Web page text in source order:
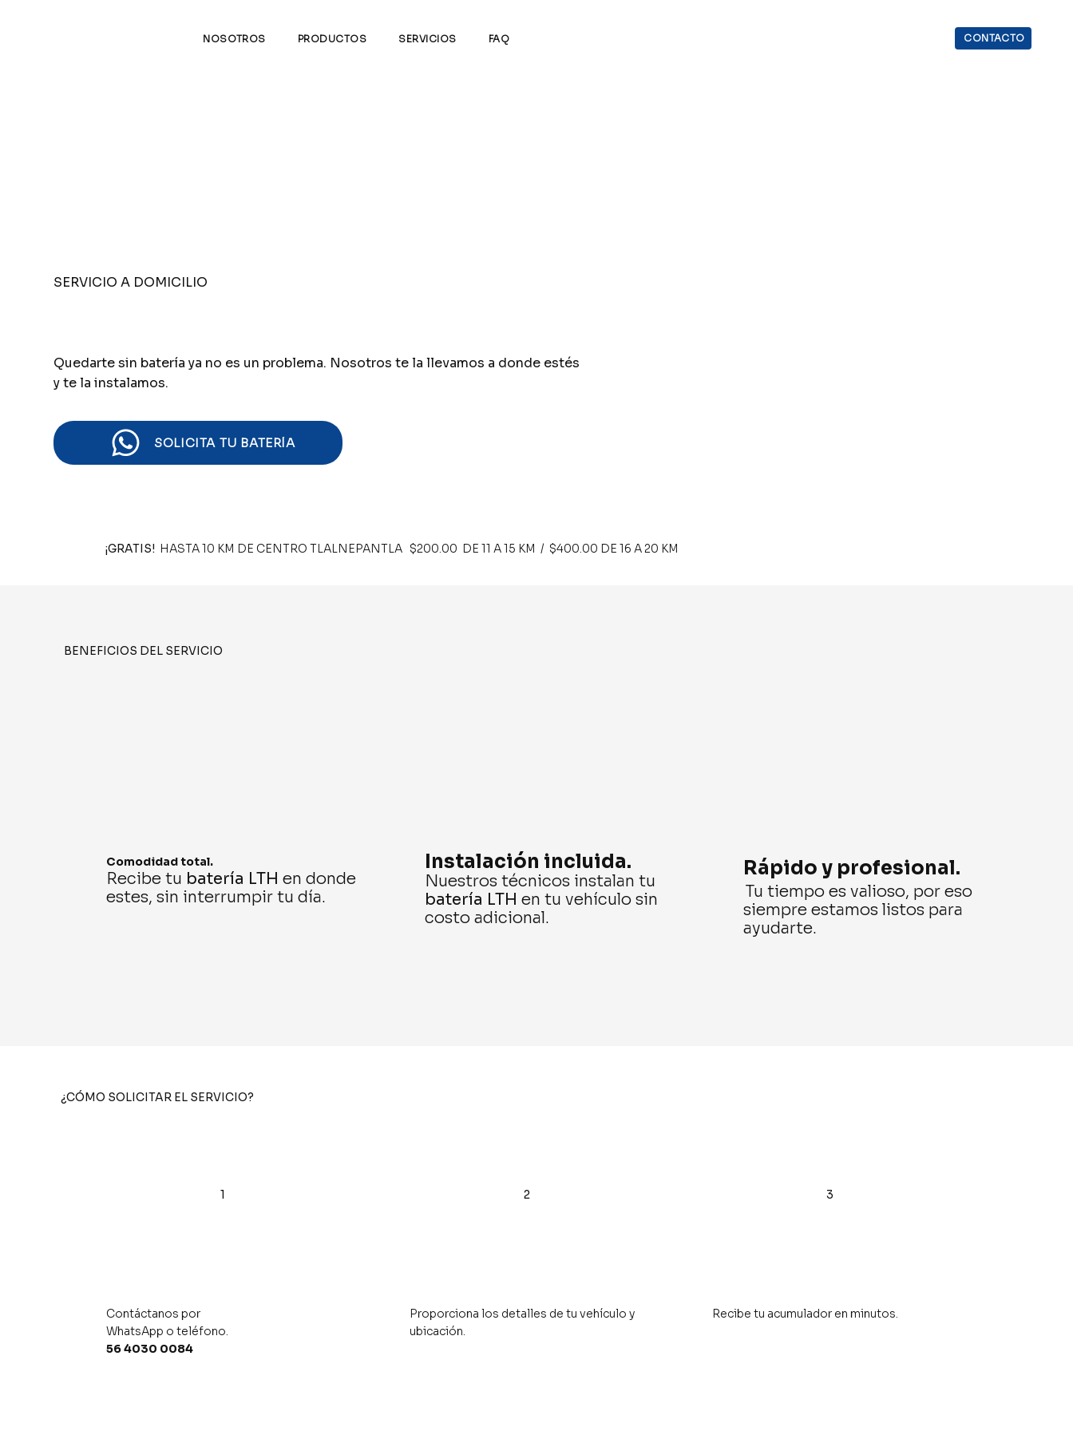
NOSOTROS PRODUCTOS SERVICIOS FAQ CONTACTO
SERVICIO A DOMICILIO
Quedarte sin batería ya no es un problema. Nosotros te la llevamos a donde estés
y te la instalamos.
SOLICITA TU BATERÍA
¡GRATIS! HASTA 10 KM DE CENTRO TLALNEPANTLA $200.00 DE 11 A 15 KM / $400.00 DE 16 A 20 KM
¿CÓMO SOLICITAR EL SERVICIO?
1
Contáctanos por
WhatsApp o teléfono.
56 4030 0084
2
​Proporciona los detalles de tu vehículo y
ubicación.
3
Recibe tu acumulador en minutos.
BENEFICIOS DEL SERVICIO
Comodidad total.
Recibe tu batería LTH en donde
estes, sin interrumpir tu día.
Instalación incluida.
Nuestros técnicos instalan tu
batería LTH en tu vehículo sin
costo adicional.
Rápido y profesional.
Tu tiempo es valioso, por eso
siempre estamos listos para
ayudarte.